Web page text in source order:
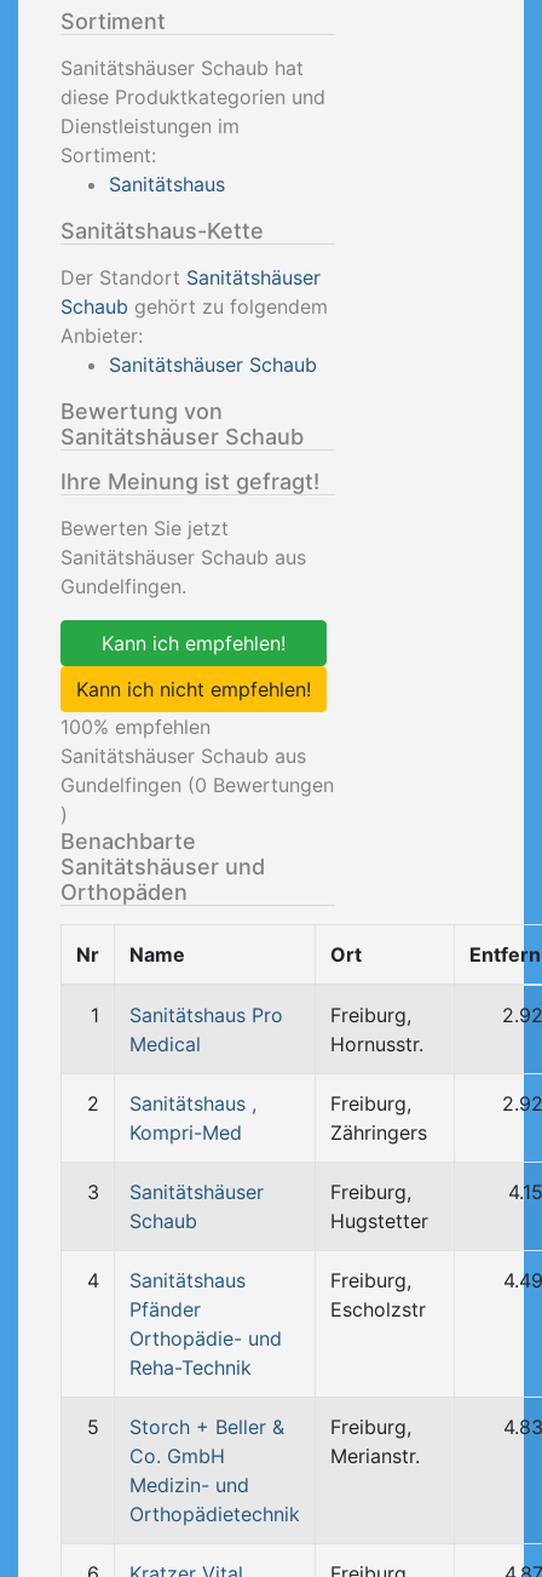
Sortiment
Sanitätshäuser Schaub hat
diese Produktkategorien und
Dienstleistungen im
Sortiment:
Sanitätshaus
Sanitätshaus-Kette
Der Standort Sanitätshäuser
Schaub gehört zu folgendem
Anbieter:
Sanitätshäuser Schaub
Bewertung von
Sanitätshäuser Schaub
Ihre Meinung ist gefragt!
Bewerten Sie jetzt
Sanitätshäuser Schaub aus
Gundelfingen.
Kann ich empfehlen!
Kann ich nicht empfehlen!
100% empfehlen
Sanitätshäuser Schaub aus
Gundelfingen (0 Bewertungen
)
Benachbarte
Sanitätshäuser und
Orthopäden
Nr Name Ort
1
Sanitätshaus Pro
Medical
Freiburg,
Hornusstr.
2
Sanitätshaus ,
Kompri-Med
Freiburg,
Zähringers
3
Sanitätshäuser
Schaub
Freiburg,
Hugstetter
4
Sanitätshaus
Pfänder
Orthopädie- und
Reha-Technik
Freiburg,
Escholzstr
5
Storch + Beller &
Co. GmbH
Medizin- und
Orthopädietechnik
Freiburg,
Merianstr.